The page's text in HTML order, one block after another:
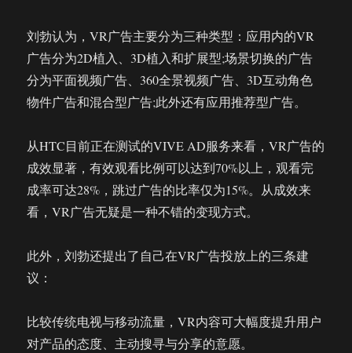
刘勃认为，VR广告主要分为三种类型：应用内的VR
广告分为2D植入、3D植入和扩展型;场景切换的广告
分为平面视频广告、360全景视频广告、3D互动角色
物件广告和混合型广告;此外还有应用推荐型广告。
从HTC目前正在测试的VIVE AD服务来看，VR广告的
成效显著，有效观看比例可以达到70%以上，观看完
成率可达28%，跳过广告的比率仅为15%。从成效来
看，VR广告无疑是一种不错的变现方式。
此外，刘勃还提出了自己在VR广告投放上的三条建
议：
比较传统电视与移动流量，VR内容可大幅度提升用户
对产品的态度、主动搜寻与分享的意愿。